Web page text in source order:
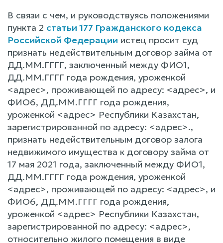
В связи с чем, и руководствуясь положениями
пункта 2 статьи 177 Гражданского кодекса
Российской Федерации истец просит суд
признать недействительным договор займа от
ДД.ММ.ГГГГ, заключенный между ФИО1,
ДД.ММ.ГГГГ года рождения, уроженкой
<адрес>, проживающей по адресу: <адрес>, и
ФИО6, ДД.ММ.ГГГГ года рождения,
уроженкой <адрес> Республики Казахстан,
зарегистрированной по адресу: <адрес>.,
признать недействительным договор залога
недвижимого имущества к договору займа от
17 мая 2021 года, заключенный между ФИО1,
ДД.ММ.ГГГГ года рождения, уроженкой
<адрес>, проживающей по адресу: <адрес>, и
ФИО6, ДД.ММ.ГГГГ года рождения,
уроженкой <адрес> Республики Казахстан,
зарегистрированной по адресу: <адрес>,
относительно жилого помещения в виде